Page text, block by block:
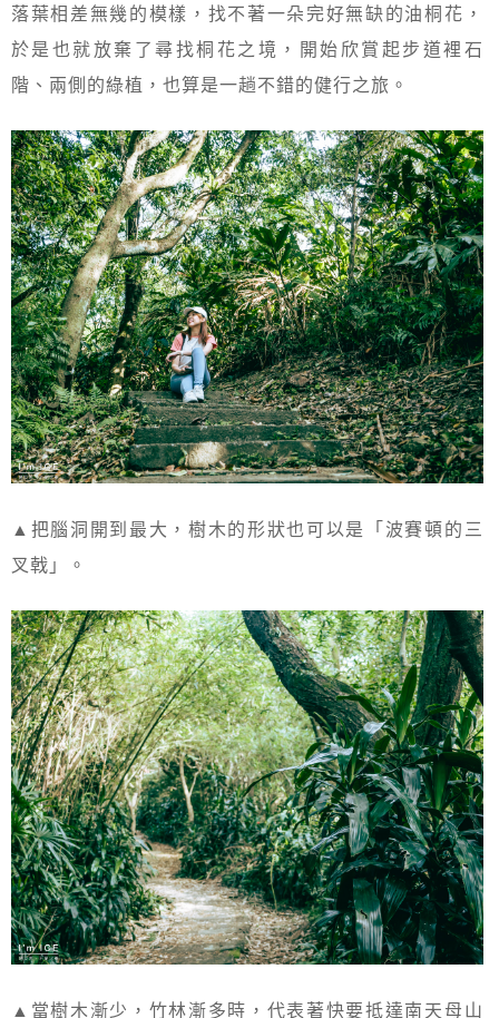
落葉相差無幾的模樣，找不著一朵完好無缺的油桐花，
於是也就放棄了尋找桐花之境，開始欣賞起步道裡石
階、兩側的綠植，也算是一趟不錯的健行之旅。
▲把腦洞開到最大，樹木的形狀也可以是「波賽頓的三
叉戟」。
▲當樹木漸少，竹林漸多時，代表著快要抵達南天母山